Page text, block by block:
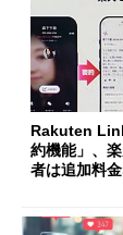
Rakuten
約機能」、
者は追加料